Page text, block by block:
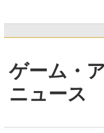
ゲーム・
ニュース